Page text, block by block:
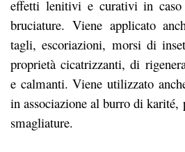
effetti lenitivi e curativi in
bruciature. Viene applicato
tagli, escoriazioni, morsi di
proprietà cicatrizzanti, di
e calmanti. Viene utilizzato
in associazione al burro di karité,
smagliature.